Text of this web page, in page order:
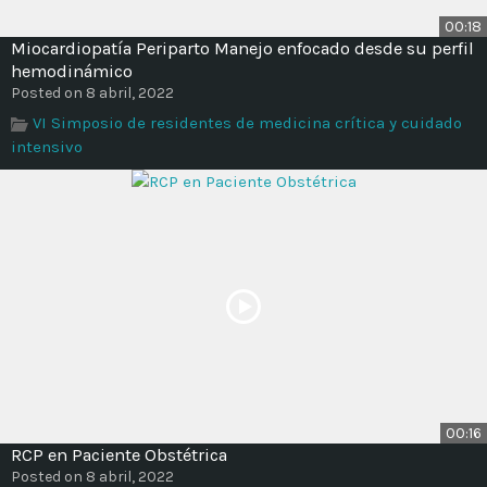
00:18
Miocardiopatía Periparto Manejo enfocado desde su perfil
hemodinámico
Posted on 8 abril, 2022
VI Simposio de residentes de medicina crítica y cuidado
intensivo
00:16
RCP en Paciente Obstétrica
Posted on 8 abril, 2022